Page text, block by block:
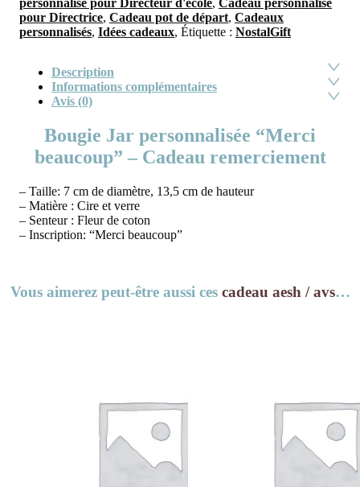
personnalisé pour Directeur d'école, Cadeau personnalisé
pour Directrice, Cadeau pot de départ, Cadeaux
personnalisés, Idées cadeaux, Étiquette : NostalGift
Description
Informations complémentaires
Avis (0)
Bougie Jar personnalisée “Merci
beaucoup” – Cadeau remerciement
– Taille: 7 cm de diamètre, 13,5 cm de hauteur
– Matière : Cire et verre
– Senteur : Fleur de coton
– Inscription: “Merci beaucoup”
Vous aimerez peut-être aussi ces cadeau aesh / avs…